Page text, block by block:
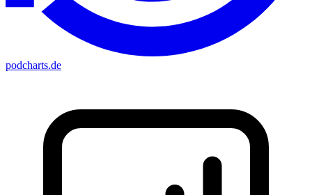
podcharts.de